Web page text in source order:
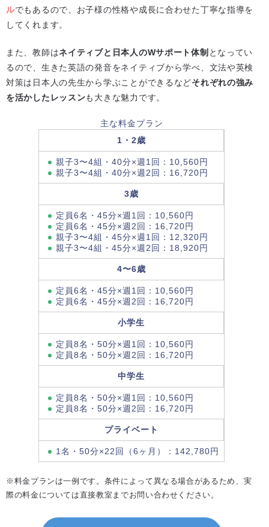
ルでもあるので、お子様の性格や成長に合わせた丁寧な指導を
してくれます。
また、教師はネイティブと日本人のWサポート体制 となってい
るので、生きた英語の発音をネイティブから学べ、文法や英検
対策は日本人の先生から学ぶことができるなどそれぞれの強み
を活かしたレッスンも大きな魅力です。
主な料金プラン
1・2歳
親子3〜4組・40分×週1回：10,560円
親子3〜4組・40分×週2回：16,720円
3歳
定員6名・45分×週1回：10,560円
定員6名・45分×週2回：16,720円
親子3〜4組・45分×週1回：12,320円
親子3〜4組・45分×週2回：18,920円
4〜6歳
定員6名・45分×週1回：10,560円
定員6名・45分×週2回：16,720円
小学生
定員8名・50分×週1回：10,560円
定員8名・50分×週2回：16,720円
中学生
定員8名・50分×週1回：10,560円
定員8名・50分×週2回：16,720円
プライベート
1名・50分×22回（6ヶ月）：142,780円
※料金プランは一例です。条件によって異なる場合があるため、実
際の料金については直接教室までお問い合わせください。